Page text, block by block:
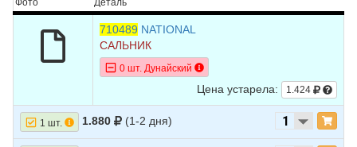
DODGE DAKOTA 2003
DAKOTA 2003
11 DODGE DAKOTA 2002 V6 3.9L
12 DODGE DAKOTA 2002 V8 4.7L
Фото Деталь
710489 NATIONAL
САЛЬНИК
0 шт. Дунайский
Цена устарела: 1.424
1 шт. 1.880 (1-2 дня)